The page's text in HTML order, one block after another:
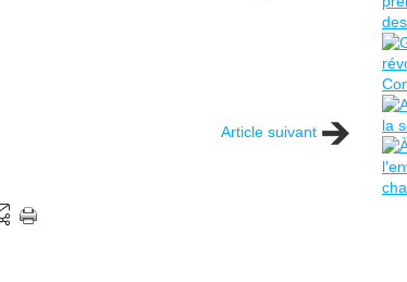
Article suivant